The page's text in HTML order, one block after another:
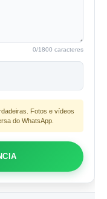
0/1800 caracteres
Fotos e vídeos
do WhatsApp.